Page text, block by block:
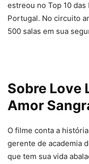
estreou no Top 10
Portugal. No circuito
500 salas em sua
Sobre Love
Amor
O filme conta a
gerente de academia
que tem sua vida